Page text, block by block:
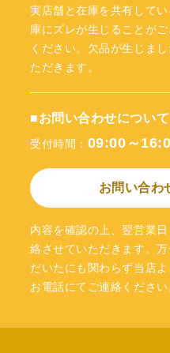
実店舗と在庫を共有して
庫にズレが生じることが
ください。欠品が生じま
ただきます。
■お問い合わせについて
受付時間： 09:00～
お問い合わ
内容を確認の上、翌営業
絡させていただきます。
だいたにも関わらず当店
お電話にてご連絡ください